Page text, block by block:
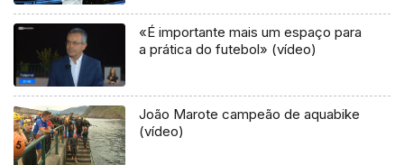
«É importante mais um espaço para
a prática do futebol» (vídeo)
João Marote campeão de aquabike
(vídeo)